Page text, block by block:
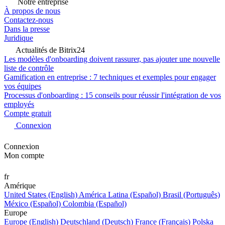
Notre entreprise
À propos de nous
Contactez-nous
Dans la presse
Juridique
Actualités de Bitrix24
Les modèles d'onboarding doivent rassurer, pas ajouter une nouvelle
liste de contrôle
Gamification en entreprise : 7 techniques et exemples pour engager
vos équipes
Processus d'onboarding : 15 conseils pour réussir l'intégration de vos
employés
Compte gratuit
Connexion
Connexion
Mon compte
fr
Amérique
United States (English) América Latina (Español) Brasil (Português)
México (Español) Colombia (Español)
Europe
Europe (English) Deutschland (Deutsch) France (Français) Polska